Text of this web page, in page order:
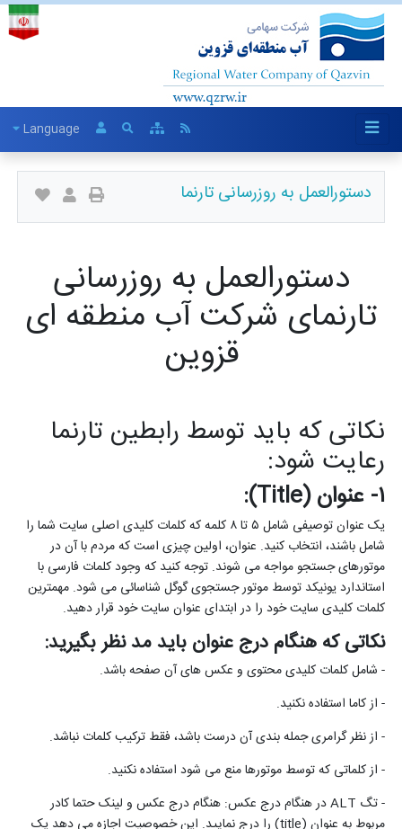
Language
دستورالعمل به روزرسانی تارنما
دستورالعمل به روزرسانی
تارنمای شرکت آب منطقه ای
قزوین
نکاتی که باید توسط رابطین تارنما
رعایت شود:
۱- عنوان ( Title
):
یک عنوان توصیفی شامل ۵ تا ۸ کلمه که کلمات کلیدی اصلی سایت شما را
شامل باشند، انتخاب کنید. عنوان، اولین چیزی است که مردم با آن در
موتورهای جستجو مواجه می شوند. توجه کنید که وجود کلمات فارسی با
استاندارد یونیکد توسط موتور جستجوی گوگل شناسائی می شود. مهمترین
کلمات کلیدی سایت خود را در ابتدای عنوان سایت خود قرار دهید.
نکاتی که هنگام درج عنوان باید مد نظر بگیرید:
- شامل کلمات کلیدی محتوی و عکس های آن صفحه باشد.
- از کاما استفاده نکنید.
- از نظر گرامری جمله بندی آن درست باشد، فقط ترکیب کلمات نباشد.
- از کلماتی که توسط موتورها منع می شود استفاده نکنید.
- تگ ALTدر هنگام درج عکس: هنگام درج عکس و لینک حتما کادر
مربوط به عنوان (title) را درج نمایید. این خصوصیت اجازه می دهد یک